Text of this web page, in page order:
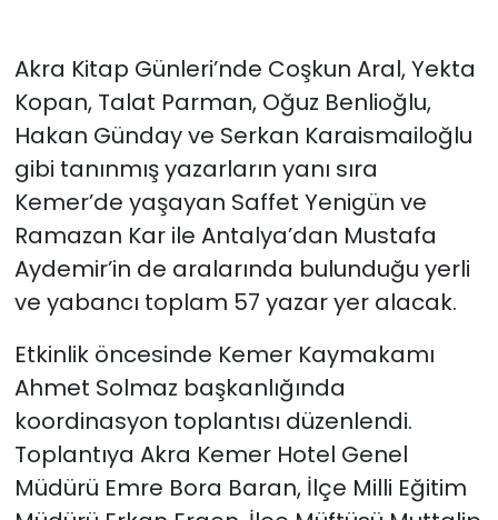
Akra Kitap Günleri’nde Coşkun Aral, Yekta
Kopan, Talat Parman, Oğuz Benlioğlu,
Hakan Günday ve Serkan Karaismailoğlu
gibi tanınmış yazarların yanı sıra
Kemer’de yaşayan Saffet Yenigün ve
Ramazan Kar ile Antalya’dan Mustafa
Aydemir’in de aralarında bulunduğu yerli
ve yabancı toplam 57 yazar yer alacak.
Etkinlik öncesinde Kemer Kaymakamı
Ahmet Solmaz başkanlığında
koordinasyon toplantısı düzenlendi.
Toplantıya Akra Kemer Hotel Genel
Müdürü Emre Bora Baran, İlçe Milli Eğitim